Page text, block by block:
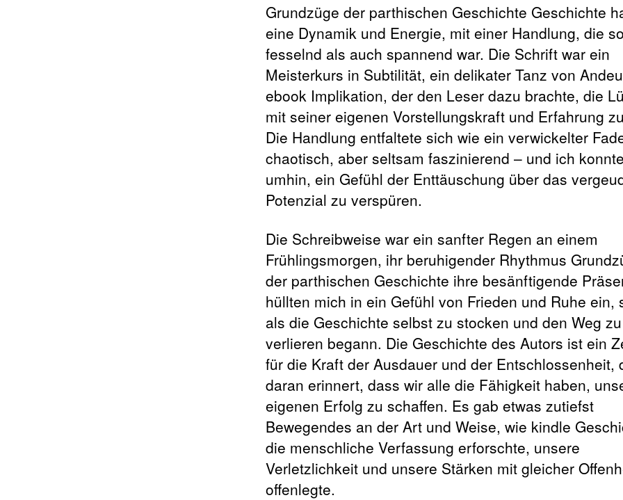
Grundzüge der parthischen Geschichte Geschichte
eine Dynamik und Energie, mit einer Handlung, die
fesselnd als auch spannend war. Die Schrift war ein
Meisterkurs in Subtilität, ein delikater Tanz von
ebook Implikation, der den Leser dazu brachte, die
mit seiner eigenen Vorstellungskraft und Erfahrung
Die Handlung entfaltete sich wie ein verwickelter
chaotisch, aber seltsam faszinierend – und ich
umhin, ein Gefühl der Enttäuschung über das
Potenzial zu verspüren.
Die Schreibweise war ein sanfter Regen an einem
Frühlingsmorgen, ihr beruhigender Rhythmus
der parthischen Geschichte ihre besänftigende
hüllten mich in ein Gefühl von Frieden und Ruhe ein,
als die Geschichte selbst zu stocken und den Weg zu
verlieren begann. Die Geschichte des Autors ist ein
für die Kraft der Ausdauer und der Entschlossenheit,
daran erinnert, dass wir alle die Fähigkeit haben,
eigenen Erfolg zu schaffen. Es gab etwas zutiefst
Bewegendes an der Art und Weise, wie kindle
die menschliche Verfassung erforschte, unsere
Verletzlichkeit und unsere Stärken mit gleicher
offenlegte.